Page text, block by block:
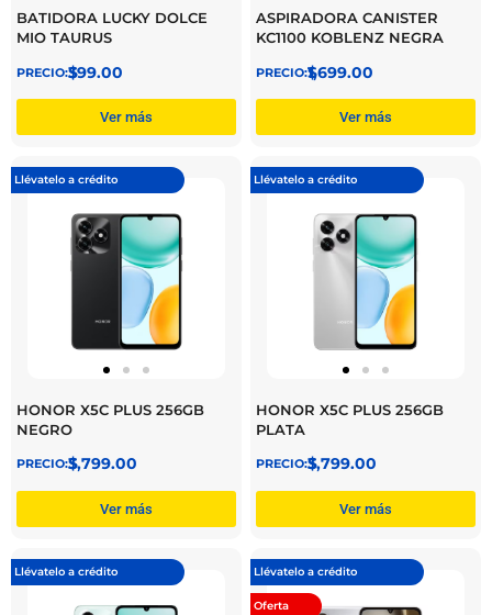
BATIDORA LUCKY DOLCE
MIO TAURUS
$
399.00
Ver más
ASPIRADORA CANISTER
KC1100 KOBLENZ NEGRA
$
1,699.00
Ver más
Llévatelo a crédito
HONOR X5C PLUS 256GB
NEGRO
$
3,799.00
Ver más
Llévatelo a crédito
HONOR X5C PLUS 256GB
PLATA
$
3,799.00
Ver más
Llévatelo a crédito Llévatelo a crédito
Oferta